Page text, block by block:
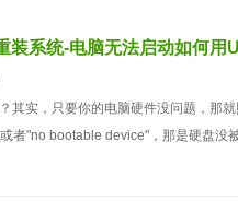
装系统-电脑无法启动如何用
其实，只要你的电脑硬件没问题，那
者"no bootable device"，那是硬盘没